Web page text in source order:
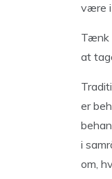
være i
Tænk
at
er
i
om,